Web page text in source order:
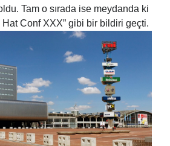
Tam o sırada ise meydanda ki
Conf XXX” gibi bir bildiri geçti.